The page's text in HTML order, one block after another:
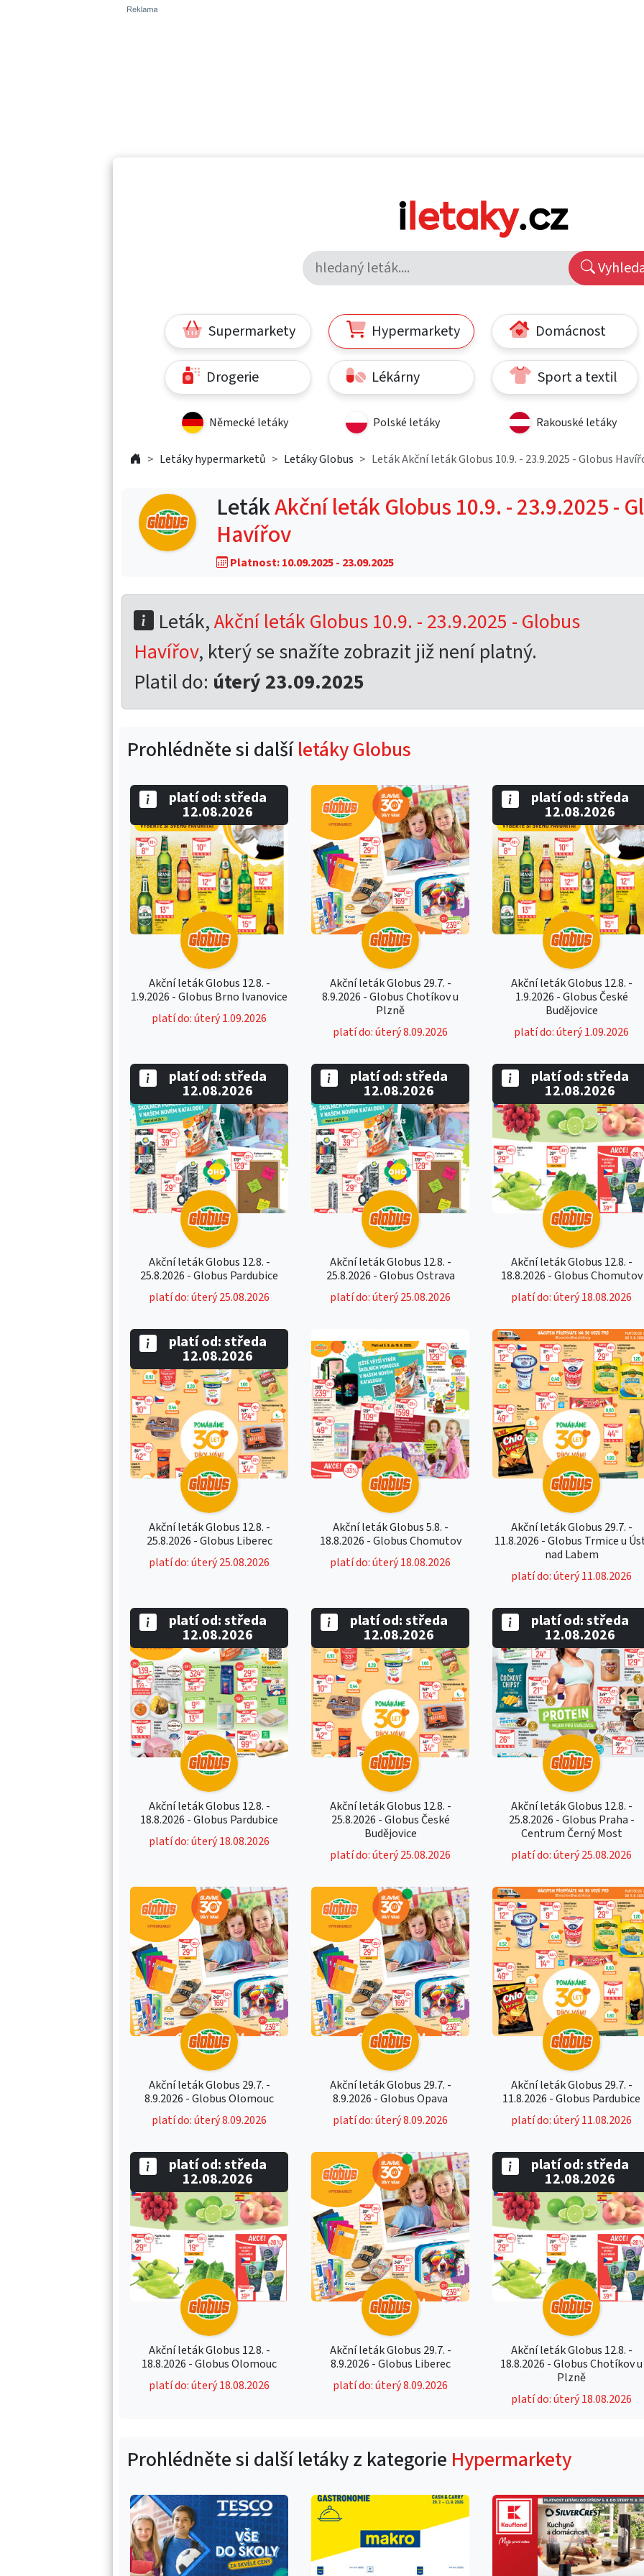
Supermarkety Hypermarkety Domácnost
Drogerie Lékárny Sport a textil
Německé letáky Polské letáky Rakouské letáky
Letáky hypermarketů Letáky Globus Leták Akční leták Globus 10.9. - 23.9.2025 - Globus
LetákAkční leták Globus 10.9. - 23.9.2025 -
Havířov
Platnost: 10.09.2025 - 23.09.2025
Leták,Akční leták Globus 10.9. - 23.9.2025 - Globus
Havířov, který se snažíte zobrazit již není platný.
Platil do: úterý 23.09.2025
Prohlédněte si dalšíletáky Globus
Akční leták Globus 12.8. -
1.9.2026 - Globus Brno Ivanovice
platí do: úterý 1.09.2026
platí od: středa
12.08.2026
Akční leták Globus 29.7. -
8.9.2026 - Globus Chotíkov u
Plzně
platí do: úterý 8.09.2026
Akční leták Globus 12.8. -
1.9.2026 - Globus České
Budějovice
platí do: úterý 1.09.2026
platí od: středa
12.08.2026
Akční leták Globus 12.8. -
25.8.2026 - Globus Pardubice
platí do: úterý 25.08.2026
platí od: středa
12.08.2026
Akční leták Globus 12.8. -
25.8.2026 - Globus Ostrava
platí do: úterý 25.08.2026
platí od: středa
12.08.2026
Akční leták Globus 12.8. -
18.8.2026 - Globus Chomutov
platí do: úterý 18.08.2026
platí od: středa
12.08.2026
Akční leták Globus 12.8. -
25.8.2026 - Globus Liberec
platí do: úterý 25.08.2026
platí od: středa
12.08.2026
Akční leták Globus 5.8. -
18.8.2026 - Globus Chomutov
platí do: úterý 18.08.2026
Akční leták Globus 29.7. -
11.8.2026 - Globus Trmice u
nad Labem
platí do: úterý 11.08.2026
Akční leták Globus 12.8. -
18.8.2026 - Globus Pardubice
platí do: úterý 18.08.2026
platí od: středa
12.08.2026
Akční leták Globus 12.8. -
25.8.2026 - Globus České
Budějovice
platí do: úterý 25.08.2026
platí od: středa
12.08.2026
Akční leták Globus 12.8. -
25.8.2026 - Globus Praha -
Centrum Černý Most
platí do: úterý 25.08.2026
platí od: středa
12.08.2026
Akční leták Globus 29.7. -
8.9.2026 - Globus Olomouc
platí do: úterý 8.09.2026
Akční leták Globus 29.7. -
8.9.2026 - Globus Opava
platí do: úterý 8.09.2026
Akční leták Globus 29.7. -
11.8.2026 - Globus Pardubice
platí do: úterý 11.08.2026
Akční leták Globus 12.8. -
18.8.2026 - Globus Olomouc
platí do: úterý 18.08.2026
platí od: středa
12.08.2026
Akční leták Globus 29.7. -
8.9.2026 - Globus Liberec
platí do: úterý 8.09.2026
Akční leták Globus 12.8. -
18.8.2026 - Globus Chotíkov u
Plzně
platí do: úterý 18.08.2026
platí od: středa
12.08.2026
Prohlédněte si další letáky z kategorie Hypermarkety